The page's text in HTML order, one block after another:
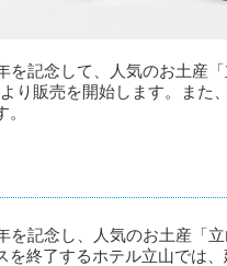
を記念して、人気のお土産
り販売を開始します。また
記念し、人気のお土産「立
終了するホテル立山では